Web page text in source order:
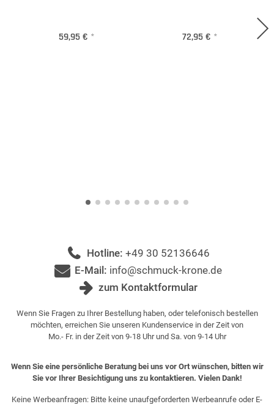
59,95 € * 72,95 € *
Hotline: +49 30 52136646
E-Mail: info@schmuck-krone.de
zum Kontaktformular
Wenn Sie Fragen zu Ihrer Bestellung haben, oder telefonisch bestellen
möchten, erreichen Sie unseren Kundenservice in der Zeit von
Mo.- Fr. in der Zeit von 9-18 Uhr und Sa. von 9-14 Uhr
Wenn Sie eine persönliche Beratung bei uns vor Ort wünschen, bitten wir
Sie vor Ihrer Besichtigung uns zu kontaktieren. Vielen Dank!
Keine Werbeanfragen: Bitte keine unaufgeforderten Werbeanrufe oder E-